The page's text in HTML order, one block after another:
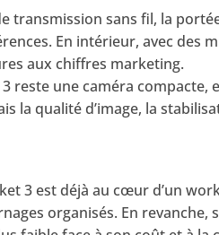
transmission sans fil, la
En intérieur, avec des
aux chiffres marketing.
reste une caméra compacte,
la qualité d’image, la
3 est déjà au cœur d’un
organisés. En